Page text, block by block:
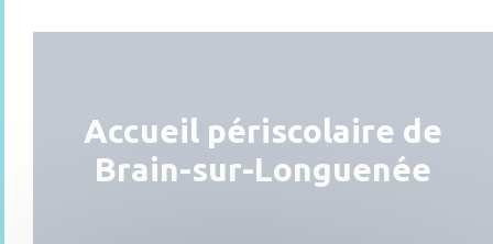
Accueil périscolaire de
Brain-sur-Longuenée